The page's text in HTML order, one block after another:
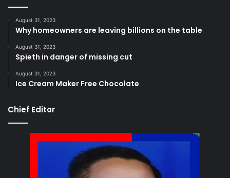
August 31, 2023
Why homeowners are leaving billions on the table
August 31, 2023
Spieth in danger of missing cut
August 31, 2023
Ice Cream Maker Free Chocolate
Chief Editor